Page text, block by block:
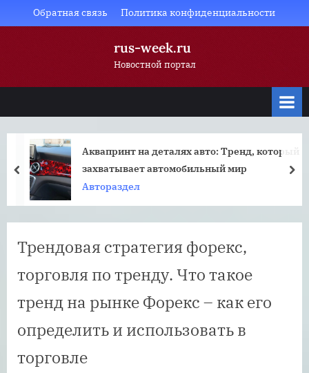
to
Обратная связь Политика конфиденциальности
rus-week.ru
Новостной портал
Аквапринт на деталях авто: Тренд, который
захватывает автомобильный мир
Автораздел
prev
Трендовая стратегия форекс,
торговля по тренду. Что такое
тренд на рынке Форекс – как его
определить и использовать в
торговле